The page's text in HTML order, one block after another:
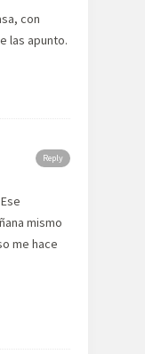
con
las apunto.
Reply
mismo
me hace